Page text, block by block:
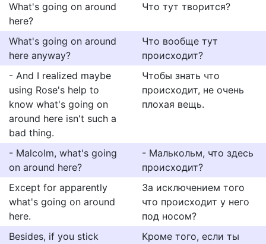
What's going on around
here?
Что тут творится?
What's going on around
here anyway?
Что вообще тут
происходит?
- And I realized maybe
using Rose's help to
know what's going on
around here isn't such a
bad thing.
Чтобы знать что
происходит, не очень
плохая вещь.
- Malcolm, what's going
on around here?
- Малькольм, что здесь
происходит?
Except for apparently
what's going on around
here.
За исключением того
что происходит у него
под носом?
Besides, if you stick
Кроме того, если ты